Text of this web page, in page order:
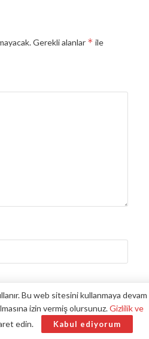
Gerekli alanlar * ile
Bu web sitesini kullanmaya devam
izin vermiş olursunuz.Gizlilik ve
edin. Kabul ediyorum